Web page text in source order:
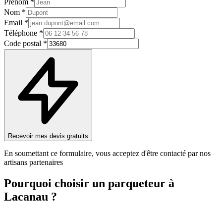
Prénom *
Nom *
Email *
Téléphone *
Code postal *
Recevoir mes devis gratuits
En soumettant ce formulaire, vous acceptez d'être contacté par nos
artisans partenaires
Pourquoi choisir un parqueteur à
Lacanau ?